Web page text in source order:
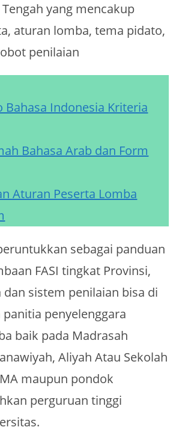
Tengah yang mencakup
aturan lomba, tema pidato,
penilaian
Bahasa Indonesia Kriteria
Bahasa Arab dan Form
Aturan Peserta Lomba
sebagai panduan
FASI tingkat Provinsi,
sistem penilaian bisa di
penyelenggara
baik pada Madrasah
Aliyah Atau Sekolah
maupun pondok
perguruan tinggi